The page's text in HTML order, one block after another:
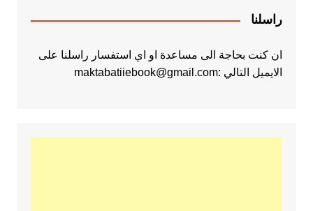
راسلنا
ان كنت بحاجة الى مساعدة او اي استفسار راسلنا على
الايميل التالي :maktabatiiebook@gmail.com